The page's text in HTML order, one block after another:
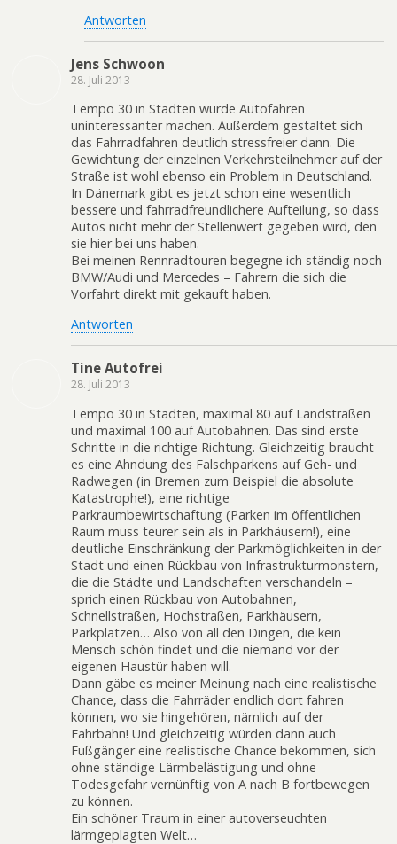
Antworten
Jens Schwoon
28. Juli 2013
Tempo 30 in Städten würde Autofahren
uninteressanter machen. Außerdem gestaltet sich
das Fahrradfahren deutlich stressfreier dann. Die
Gewichtung der einzelnen Verkehrsteilnehmer auf der
Straße ist wohl ebenso ein Problem in Deutschland.
In Dänemark gibt es jetzt schon eine wesentlich
bessere und fahrradfreundlichere Aufteilung, so dass
Autos nicht mehr der Stellenwert gegeben wird, den
sie hier bei uns haben.
Bei meinen Rennradtouren begegne ich ständig noch
BMW/Audi und Mercedes – Fahrern die sich die
Vorfahrt direkt mit gekauft haben.
Antworten
Tine Autofrei
28. Juli 2013
Tempo 30 in Städten, maximal 80 auf Landstraßen
und maximal 100 auf Autobahnen. Das sind erste
Schritte in die richtige Richtung. Gleichzeitig braucht
es eine Ahndung des Falschparkens auf Geh- und
Radwegen (in Bremen zum Beispiel die absolute
Katastrophe!), eine richtige
Parkraumbewirtschaftung (Parken im öffentlichen
Raum muss teurer sein als in Parkhäusern!), eine
deutliche Einschränkung der Parkmöglichkeiten in der
Stadt und einen Rückbau von Infrastrukturmonstern,
die die Städte und Landschaften verschandeln –
sprich einen Rückbau von Autobahnen,
Schnellstraßen, Hochstraßen, Parkhäusern,
Parkplätzen… Also von all den Dingen, die kein
Mensch schön findet und die niemand vor der
eigenen Haustür haben will.
Dann gäbe es meiner Meinung nach eine realistische
Chance, dass die Fahrräder endlich dort fahren
können, wo sie hingehören, nämlich auf der
Fahrbahn! Und gleichzeitig würden dann auch
Fußgänger eine realistische Chance bekommen, sich
ohne ständige Lärmbelästigung und ohne
Todesgefahr vernünftig von A nach B fortbewegen
zu können.
Ein schöner Traum in einer autoverseuchten
lärmgeplagten Welt…